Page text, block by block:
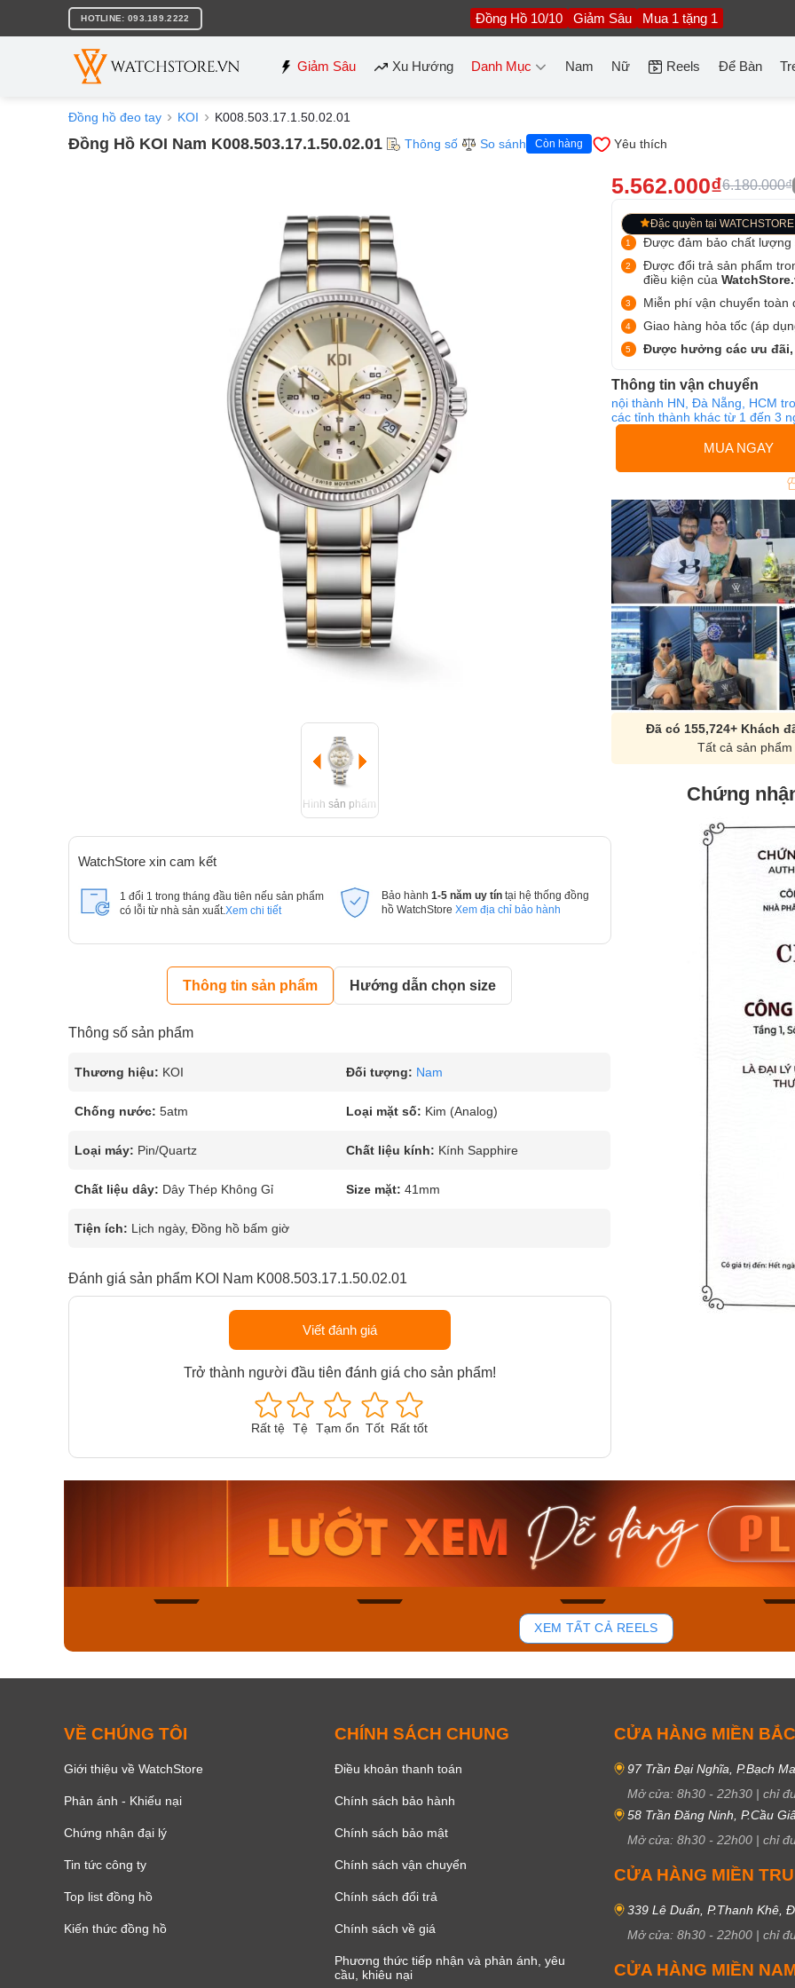
nội
HOTLINE: 093.189.2222 Đồng Hồ 10/10 Giảm Sâu Mua 1 tặng 1
Giảm Sâu Xu Hướng Danh Mục Nam Nữ Reels Để Bàn
Đồng hồ đeo tay KOI K008.503.17.1.50.02.01
Đồng Hồ KOI Nam K008.503.17.1.50.02.01 Thông số So sánh Còn hàng Yêu thích
Hình sản phẩm
WatchStore xin cam kết
1 đổi 1 trong tháng đầu tiên nếu sản phẩm
có lỗi từ nhà sản xuất. Xem chi tiết
Bảo hành 1-5 năm uy tín tại hệ thống đồng
hồ WatchStore Xem địa chỉ bảo hành
Thông tin sản phẩm Hướng dẫn chọn size
Thông số sản phẩm
Thương hiệu: KOI Đối tượng: Nam
Chống nước: 5atm Loại mặt số: Kim (Analog)
Loại máy: Pin/Quartz Chất liệu kính: Kính Sapphire
Chất liệu dây: Dây Thép Không Gỉ Size mặt: 41mm
Tiện ích: Lịch ngày, Đồng hồ bấm giờ
Đánh giá sản phẩm KOI Nam K008.503.17.1.50.02.01
Viết đánh giá
Trở thành người đầu tiên đánh giá cho sản phẩm!
Rất tệ Tệ Tạm ổn Tốt Rất tốt
5.562.000₫6.180.000₫
Đặc quyền tại WATCHSTORE
Được đảm bảo chất lượng
Được đổi trả sản phẩm
điều kiện của
Miễn phí vận chuyển toàn
Giao hàng hỏa tốc (áp
Được hưởng các ưu đãi,
Thông tin vận chuyển
nội thành HN, Đà Nẵng, HCM
các tỉnh thành khác từ 1 đến 3
MUA NGAY
Đã có 155,724+ Khách
Tất cả sản
Chứng
Casio Nam MTS-
115D-1AVDF
2.823.000₫
2.399.550₫
Mua ngay
45
Casio Nam MTS-
RS100L-1AVDF
4.276.000₫
3.634.600₫
Casio
230EL-
Mua
XEM TẤT CẢ REELS
VỀ CHÚNG TÔI
Giới thiệu về WatchStore
Phản ánh - Khiếu nại
Chứng nhận đại lý
Tin tức công ty
Top list đồng hồ
Kiến thức đồng hồ
CHÍNH SÁCH CHUNG
Điều khoản thanh toán
Chính sách bảo hành
Chính sách bảo mật
Chính sách vận chuyển
Chính sách đổi trả
Chính sách về giá
Phương thức tiếp nhận và phản ánh, yêu
cầu, khiêu nại
CỬA HÀNG MIỀN BẮC
97 Trần Đại Nghĩa, P.Bạch
Mở cửa: 8h30 - 22h30 | chỉ
58 Trần Đăng Ninh, P.Cầu
Mở cửa: 8h30 - 22h00 | chỉ
CỬA HÀNG MIỀN
339 Lê Duẩn, P.Thanh Khê,
Mở cửa: 8h30 - 22h00 | chỉ
CỬA HÀNG MIỀN